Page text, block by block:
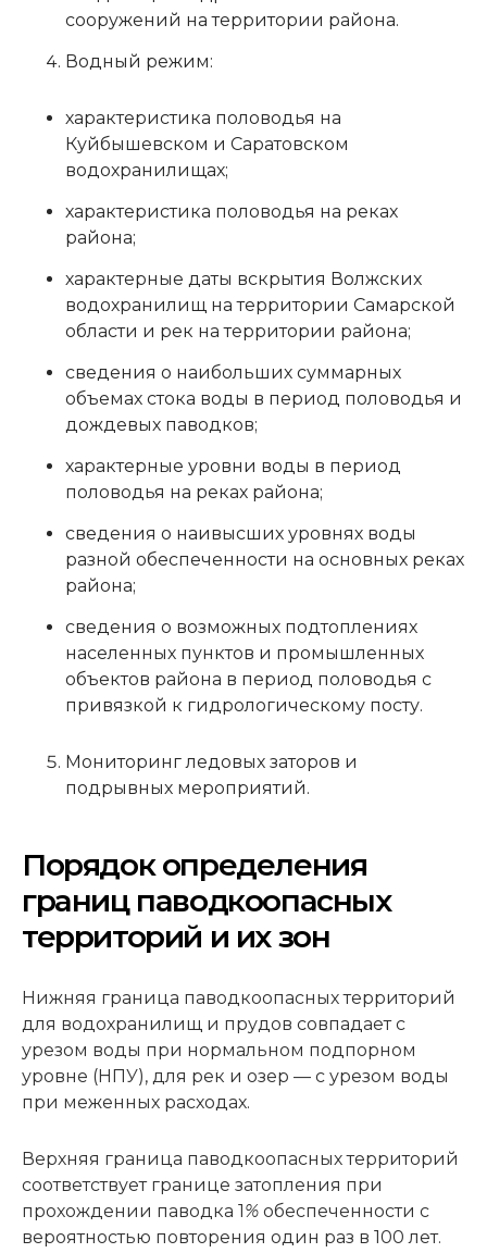
сооружений на территории района.
Водный режим:
характеристика половодья на
Куйбышевском и Саратовском
водохранилищах;
характеристика половодья на реках
района;
характерные даты вскрытия Волжских
водохранилищ на территории Самарской
области и рек на территории района;
сведения о наибольших суммарных
объемах стока воды в период половодья и
дождевых паводков;
характерные уровни воды в период
половодья на реках района;
сведения о наивысших уровнях воды
разной обеспеченности на основных реках
района;
сведения о возможных подтоплениях
населенных пунктов и промышленных
объектов района в период половодья с
привязкой к гидрологическому посту.
Мониторинг ледовых заторов и
подрывных мероприятий.
Порядок определения
границ паводкоопасных
территорий и их зон
Нижняя граница паводкоопасных территорий
для водохранилищ и прудов совпадает с
урезом воды при нормальном подпорном
уровне (НПУ), для рек и озер — с урезом воды
при меженных расходах.
Верхняя граница паводкоопасных территорий
соответствует границе затопления при
прохождении паводка 1% обеспеченности с
вероятностью повторения один раз в 100 лет.